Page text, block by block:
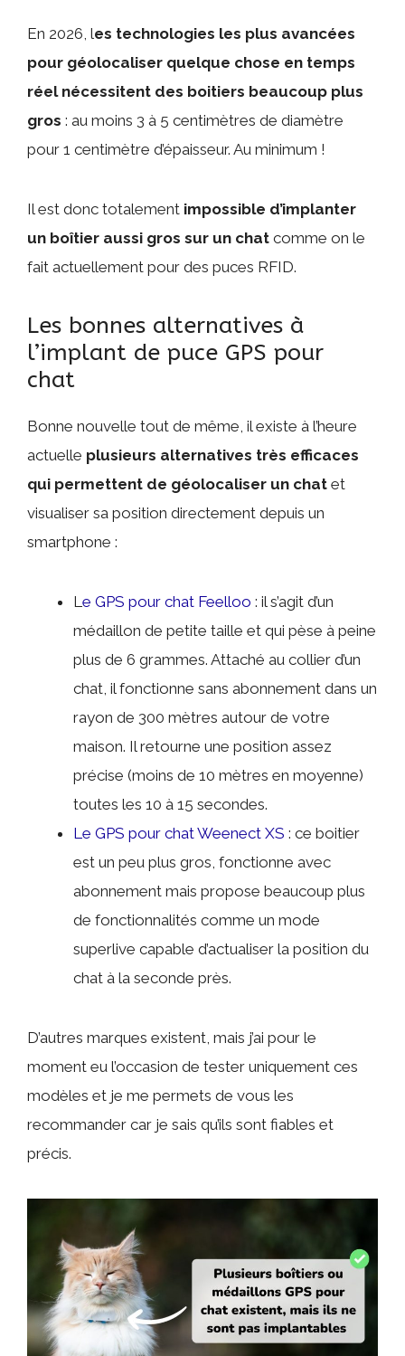
En 2026, les technologies les plus avancées
pour géolocaliser quelque chose en temps
réel nécessitent des boitiers beaucoup plus
gros : au moins 3 à 5 centimètres de diamètre
pour 1 centimètre d’épaisseur. Au minimum !
Il est donc totalement impossible d’implanter
un boîtier aussi gros sur un chat comme on le
fait actuellement pour des puces RFID.
Les bonnes alternatives à
l’implant de puce GPS pour
chat
Bonne nouvelle tout de même, il existe à l’heure
actuelle plusieurs alternatives très efficaces
qui permettent de géolocaliser un chat et
visualiser sa position directement depuis un
smartphone :
Le GPS pour chat Feelloo : il s’agit d’un
médaillon de petite taille et qui pèse à peine
plus de 6 grammes. Attaché au collier d’un
chat, il fonctionne sans abonnement dans un
rayon de 300 mètres autour de votre
maison. Il retourne une position assez
précise (moins de 10 mètres en moyenne)
toutes les 10 à 15 secondes.
Le GPS pour chat Weenect XS : ce boitier
est un peu plus gros, fonctionne avec
abonnement mais propose beaucoup plus
de fonctionnalités comme un mode
superlive capable d’actualiser la position du
chat à la seconde près.
D’autres marques existent, mais j’ai pour le
moment eu l’occasion de tester uniquement ces
modèles et je me permets de vous les
recommander car je sais qu’ils sont fiables et
précis.